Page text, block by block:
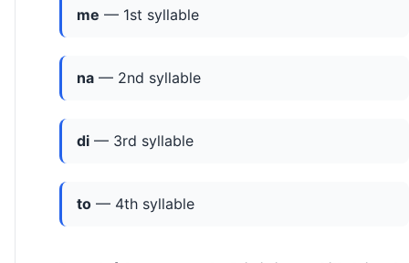
me — 1st syllable
na — 2nd syllable
di — 3rd syllable
to — 4th syllable